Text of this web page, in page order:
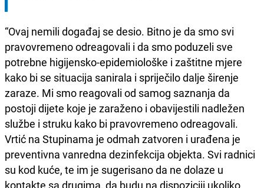
“Ovaj nemili događaj se desio. Bitno je da smo svi
pravovremeno odreagovali i da smo poduzeli sve
potrebne higijensko-epidemiološke i zaštitne mjere
kako bi se situacija sanirala i spriječilo dalje širenje
zaraze. Mi smo reagovali od samog saznanja da
postoji dijete koje je zaraženo i obavijestili nadležen
službe i struku kako bi pravovremeno odreagovali.
Vrtić na Stupinama je odmah zatvoren i urađena je
preventivna vanredna dezinfekcija objekta. Svi radnici
su kod kuće, te im je sugerisano da ne dolaze u
kontakte sa drugima, da budu na dispoziciji ukoliko